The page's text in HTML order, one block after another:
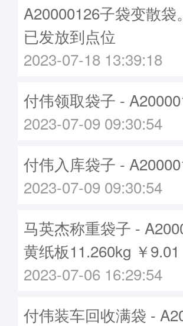
A20000126子袋变散
已发放到点位
2023-07-18 13:39:18
付伟领取袋子 -
2023-07-09 09:30:54
付伟入库袋子 -
2023-07-09 09:30:54
马英杰称重袋子 -
黄纸板11.260kg ￥9.01
2023-07-06 16:29:54
付伟装车回收满袋 -